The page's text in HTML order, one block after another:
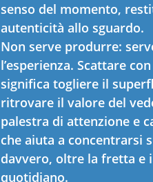
senso del momento,
autenticità allo sguardo.
Non serve produrre:
l’esperienza. Scattare
significa togliere il
ritrovare il valore del
palestra di attenzione e
che aiuta a concentrarsi
davvero, oltre la fretta e
quotidiano.